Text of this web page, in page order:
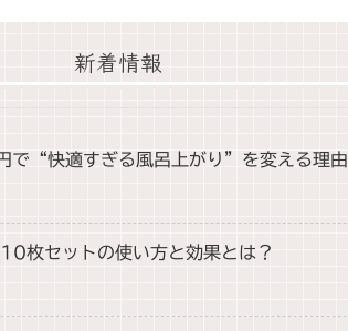
新着情報
で“快適すぎる風呂上がり”を変える理由
枚セットの使い方と効果とは？